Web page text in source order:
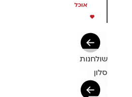
אוכל
שולחנות
סלון